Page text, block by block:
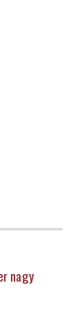
nagy